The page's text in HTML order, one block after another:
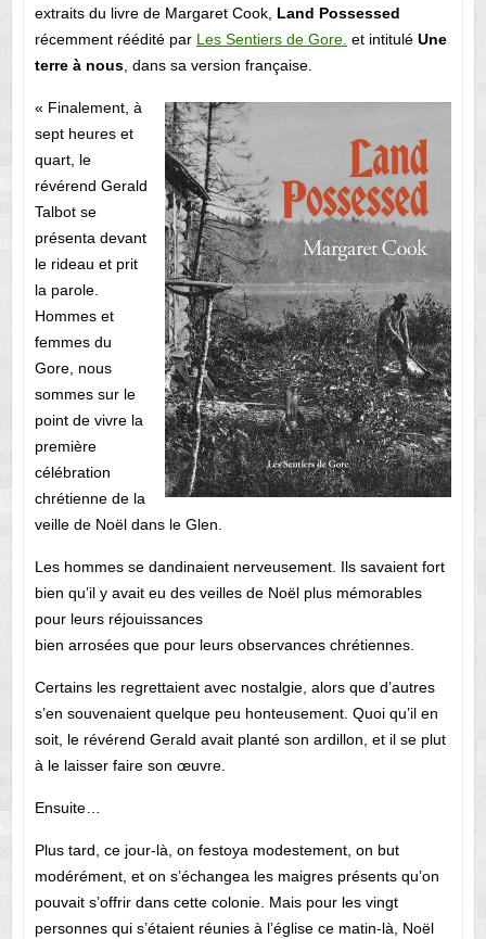
extraits du livre de Margaret Cook, Land Possessed
récemment réédité par Les Sentiers de Gore. et intitulé Une
terre à nous, dans sa version française.
« Finalement, à
sept heures et
quart, le
révérend Gerald
Talbot se
présenta devant
le rideau et prit
la parole.
Hommes et
femmes du
Gore, nous
sommes sur le
point de vivre la
première
célébration
chrétienne de la
veille de Noël dans le Glen.
Les hommes se dandinaient nerveusement. Ils savaient fort
bien qu’il y avait eu des veilles de Noël plus mémorables
pour leurs réjouissances
bien arrosées que pour leurs observances chrétiennes.
Certains les regrettaient avec nostalgie, alors que d’autres
s’en souvenaient quelque peu honteusement. Quoi qu’il en
soit, le révérend Gerald avait planté son ardillon, et il se plut
à le laisser faire son œuvre.
Ensuite…
Plus tard, ce jour-là, on festoya modestement, on but
modérément, et on s’échangea les maigres présents qu’on
pouvait s’offrir dans cette colonie. Mais pour les vingt
personnes qui s’étaient réunies à l’église ce matin-là, Noël